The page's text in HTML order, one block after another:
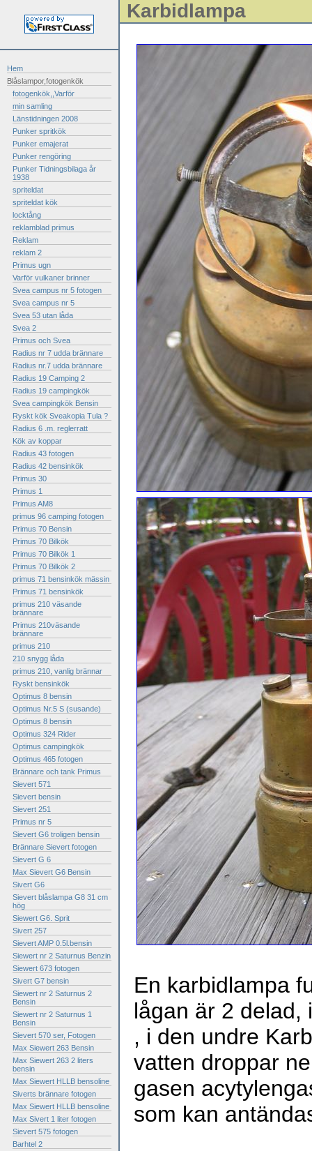
Hem
Blåslampor,fotogenkök
fotogenkök,,Varför
min samling
Länstidningen 2008
Punker spritkök
Punker emajerat
Punker rengöring
Punker Tidningsbilaga år
1938
spriteldat
spriteldat kök
locktång
reklamblad primus
Reklam
reklam 2
Primus ugn
Varför vulkaner brinner
Svea campus nr 5 fotogen
Svea campus nr 5
Svea 53 utan låda
Svea 2
Primus och Svea
Radius nr 7 udda brännare
Radius nr.7 udda brännare
Radius 19 Camping 2
Radius 19 campingkök
Svea campingkök Bensin
Ryskt kök Sveakopia Tula ?
Radius 6 .m. reglerratt
Kök av koppar
Radius 43 fotogen
Radius 42 bensinkök
Primus 30
Primus 1
Primus AM8
primus 96 camping fotogen
Primus 70 Bensin
Primus 70 Bilkök
Primus 70 Bilkök 1
Primus 70 Bilkök 2
primus 71 bensinkök mässin
Primus 71 bensinkök
primus 210 väsande
brännare
Primus 210väsande
brännare
primus 210
210 snygg låda
primus 210, vanlig brännar
Ryskt bensinkök
Optimus 8 bensin
Optimus Nr.5 S (susande)
Optimus 8 bensin
Optimus 324 Rider
Optimus campingkök
Optimus 465 fotogen
Brännare och tank Primus
Sievert 571
Sievert bensin
Sievert 251
Primus nr 5
Sievert G6 troligen bensin
Brännare Sievert fotogen
Sievert G 6
Max Sievert G6 Bensin
Sivert G6
Sievert blåslampa G8 31 cm
hög
Siewert G6. Sprit
Sivert 257
Sievert AMP 0.5l.bensin
Siewert nr 2 Saturnus Benzin
Siewert 673 fotogen
Sivert G7 bensin
Siewert nr 2 Saturnus 2
Bensin
Siewert nr 2 Saturnus 1
Bensin
Sievert 570 ser, Fotogen
Max Siewert 263 Bensin
Max Siewert 263 2 liters
bensin
Max Siewert HLLB bensoline
Siverts brännare fotogen
Max Siewert HLLB bensoline
Max Sivert 1 liter fotogen
Sievert 575 fotogen
Barhtel 2
Karbidlampa
En karbidlampa
lågan är 2 delad,
, i den undre
vatten droppar
gasen
som kan